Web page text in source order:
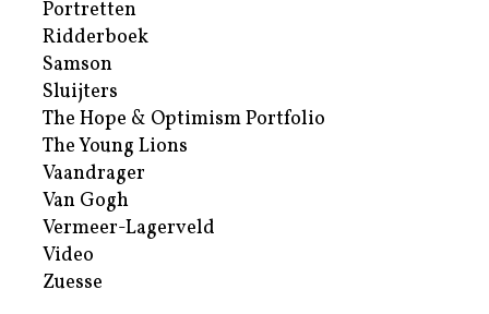
Portretten
Ridderboek
Samson
Sluijters
The Hope & Optimism Portfolio
The Young Lions
Vaandrager
Van Gogh
Vermeer-Lagerveld
Video
Zuesse